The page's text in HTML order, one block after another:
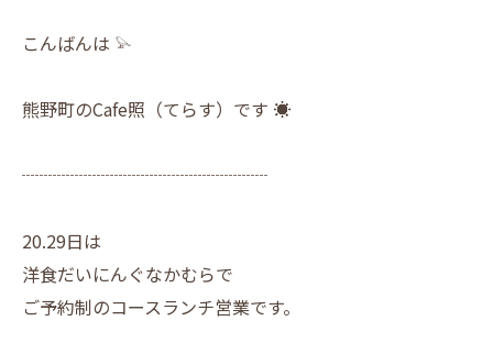
こんばんは 𓅫
熊野町のCafe照（てらす）です ☀︎
┈┈┈┈┈┈┈┈┈┈┈┈┈┈
20.29日は
洋食だいにんぐなかむらで
ご予約制のコースランチ営業です。